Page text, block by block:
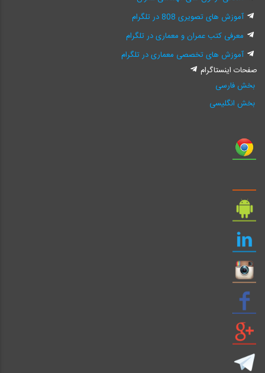
آموزش های تصویری 808 در تلگرام
معرفی کتب عمران و معماری در تلگرام
آموزش های تخصصی معماری در تلگرام
صفحات اینستاگرام
بخش فارسی
بخش انگلیسی